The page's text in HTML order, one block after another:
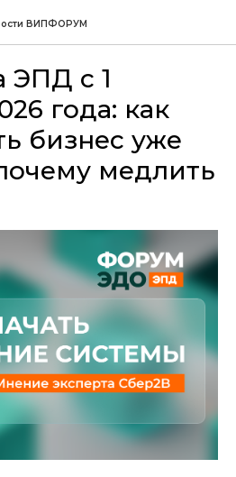
ВИПФОРУМ
ЭПД с 1
года: как
бизнес уже
медлить